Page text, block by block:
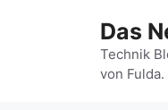
Das
Technik
von Fulda.